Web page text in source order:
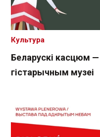
Беларускі касцюм
гістарычным музеі
Культура